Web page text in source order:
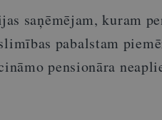
saņēmējam, kuram
pabalstam
pensionāra